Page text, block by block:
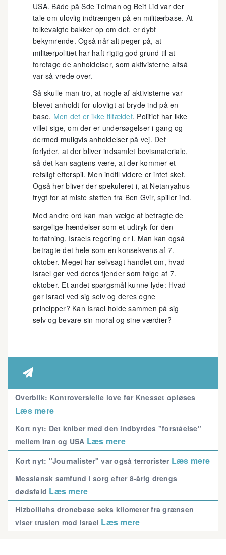
USA. Både på Sde Teiman og Beit Lid var der
tale om ulovlig indtrængen på en militærbase. At
folkevalgte bakker op om det, er dybt
bekymrende. Også når alt peger på, at
militærpolitiet har haft rigtig god grund til at
foretage de anholdelser, som aktivisterne altså
var så vrede over.
Så skulle man tro, at nogle af aktivisterne var
blevet anholdt for ulovligt at bryde ind på en
base. Men det er ikke tilfældet. Politiet har ikke
villet sige, om der er undersøgelser i gang og
dermed muligvis anholdelser på vej. Det
forlyder, at der bliver indsamlet bevismateriale,
så det kan sagtens være, at der kommer et
retsligt efterspil. Men indtil videre er intet sket.
Også her bliver der spekuleret i, at Netanyahus
frygt for at miste støtten fra Ben Gvir, spiller ind.
Med andre ord kan man vælge at betragte de
sørgelige hændelser som et udtryk for den
forfatning, Israels regering er i. Man kan også
betragte det hele som en konsekvens af 7.
oktober. Meget har selvsagt handlet om, hvad
Israel gør ved deres fjender som følge af 7.
oktober. Et andet spørgsmål kunne lyde: Hvad
gør Israel ved sig selv og deres egne
principper? Kan Israel holde sammen på sig
selv og bevare sin moral og sine værdier?

Overblik: Kontroversielle love før Knesset opløses
Læs mere
Kort nyt: Det kniber med den indbyrdes "forståelse"
mellem Iran og USA Læs mere
Kort nyt: "Journalister" var også terrorister Læs mere
Messiansk samfund i sorg efter 8-årig drengs
dødsfald Læs mere
Hizbolllahs dronebase seks kilometer fra grænsen
viser truslen mod Israel Læs mere